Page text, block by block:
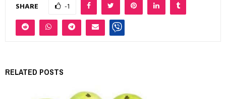
SHARE -1
RELATED POSTS